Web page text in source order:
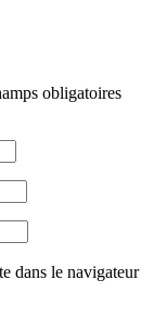
obligatoires
dans le navigateur